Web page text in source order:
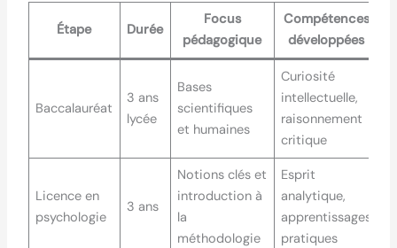
Étape Durée
Focus
pédagogique
Compétences
développées
Baccalauréat
3 ans
lycée
Bases
scientifiques
et humaines
Curiosité
intellectuelle,
raisonnement
critique
Licence en
psychologie
3 ans
Notions clés et
introduction à
la
méthodologie
Esprit
analytique,
apprentissages
pratiques